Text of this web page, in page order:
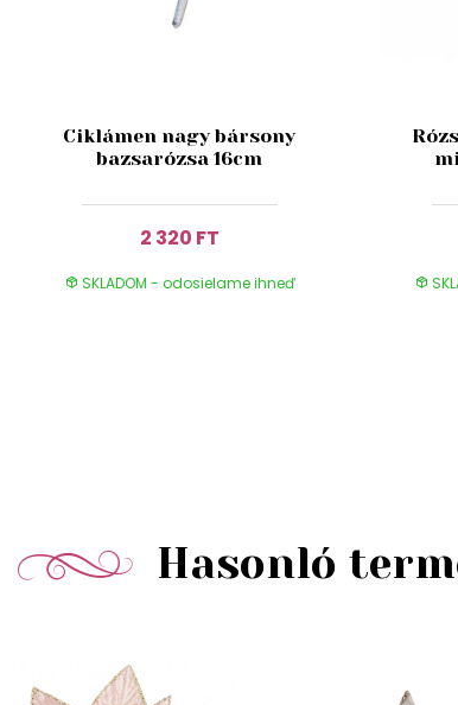
Ciklámen nagy bársony
bazsarózsa 16cm
2 320 FT
SKLADOM - odosielame ihneď
Hasonló